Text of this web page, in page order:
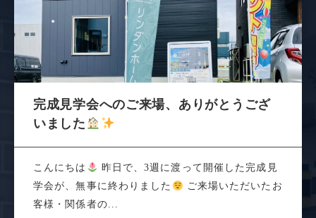
完成見学会へのご来場、ありがとうござ
いました
こんにちは
昨日で、3週に渡って開催した完成見
学会が、無事に終わりました
ご来場いただいたお
客様・関係者の...